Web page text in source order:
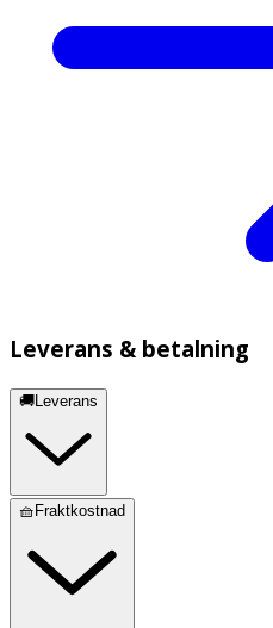
Leverans & betalning
🚚Leverans
🧺Fraktkostnad